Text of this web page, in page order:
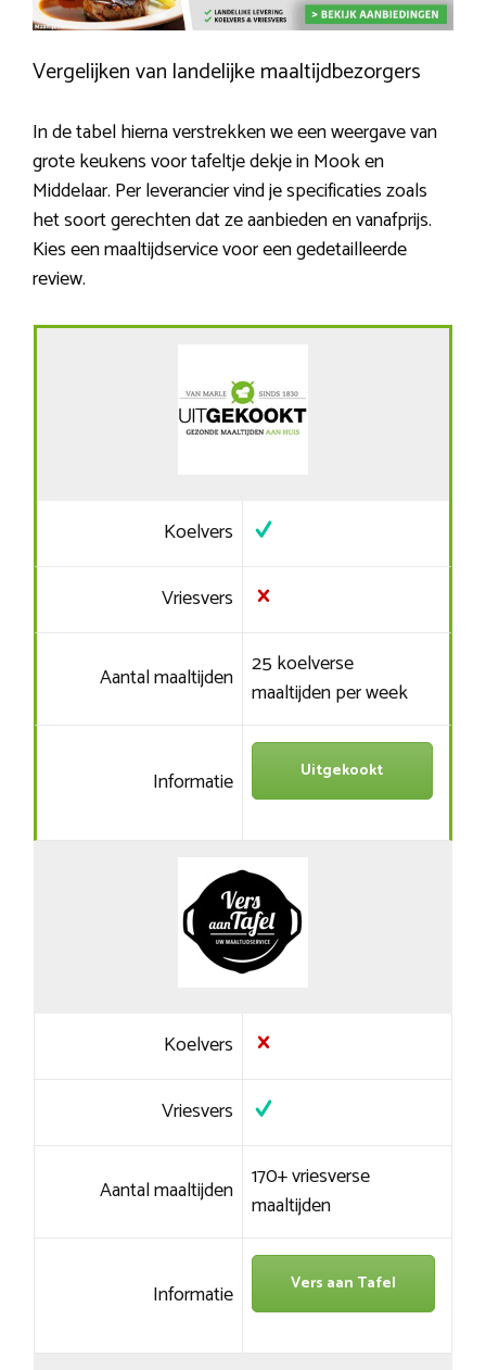
Vergelijken van landelijke maaltijdbezorgers
In de tabel hierna verstrekken we een weergave van
grote keukens voor tafeltje dekje in Mook en
Middelaar. Per leverancier vind je specificaties zoals
het soort gerechten dat ze aanbieden en vanafprijs.
Kies een maaltijdservice voor een gedetailleerde
review.
Koelvers
Vriesvers
Aantal maaltijden 25 koelverse
maaltijden per week
Informatie Uitgekookt
Koelvers
Vriesvers
Aantal maaltijden 170+ vriesverse
maaltijden
Informatie Vers aan Tafel